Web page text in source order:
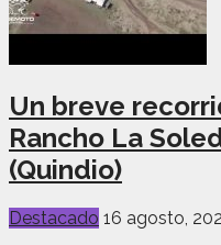
Un breve
Rancho La
(Quindio)
Destacado 16 agosto,